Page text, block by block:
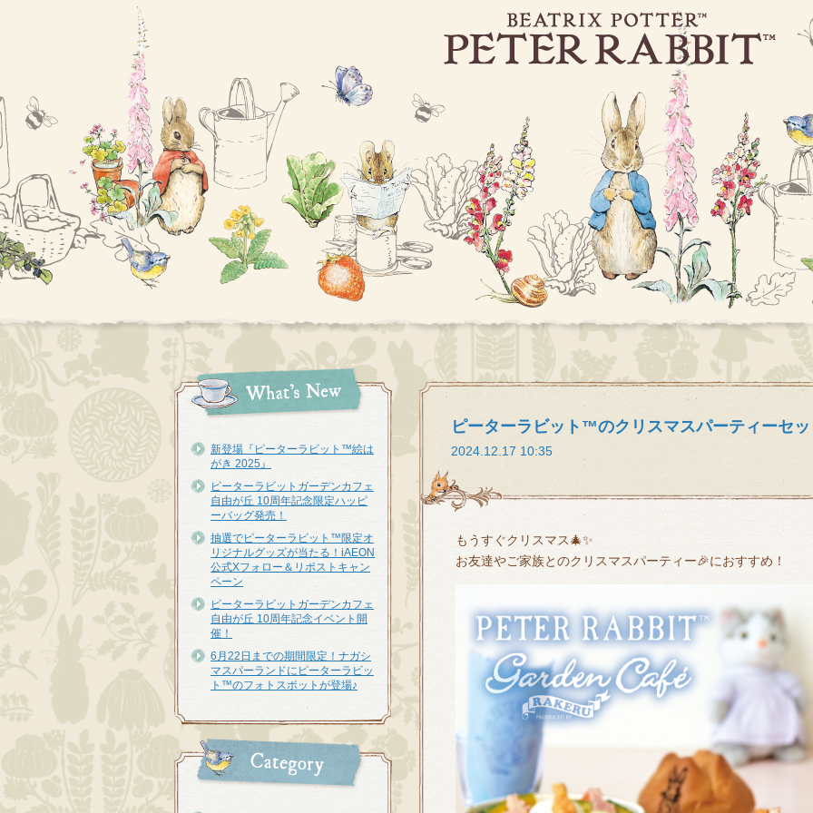
新登場『ピーターラビット™︎絵は
がき 2025』
ピーターラビットガーデンカフェ
自由が丘 10周年記念限定ハッピ
ーバッグ発売！
抽選でピーターラビット™限定オ
リジナルグッズが当たる！iAEON
公式Xフォロー＆リポストキャン
ペーン
ピーターラビットガーデンカフェ
自由が丘 10周年記念イベント開
催！
6月22日までの期間限定！ナガシ
マスパーランドにピーターラビッ
ト™のフォトスポットが登場♪
ピーターラビット™のクリスマスパーティーセ
2024.12.17 10:35
もうすぐクリスマス🎄✨
お友達やご家族とのクリスマスパーティー🎉におすすめ！